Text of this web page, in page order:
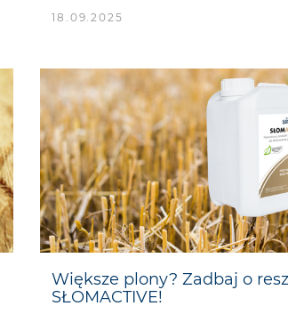
18.09.2025
Większe plony? Zadbaj o
SŁOMACTIVE!